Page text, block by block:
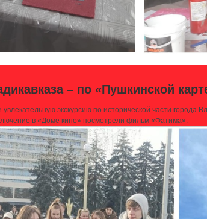
– по «Пушкинской
экскурсию по исторической части города
в «Доме кино» посмотрели фильм «Фатима».